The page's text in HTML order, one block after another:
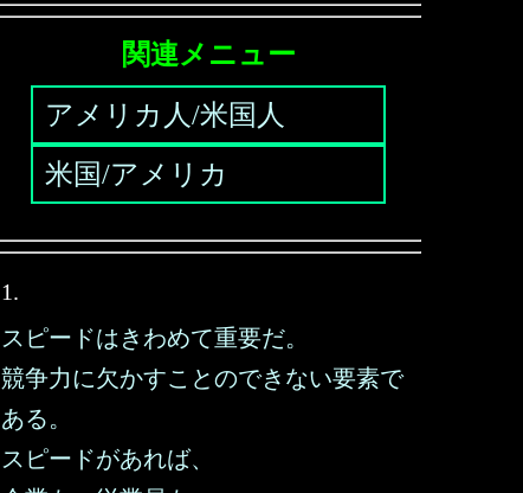
関連メニュー
アメリカ人/米国人
米国/アメリカ
1.
スピードはきわめて重要だ。
競争力に欠かすことのできない要素で
ある。
スピードがあれば、